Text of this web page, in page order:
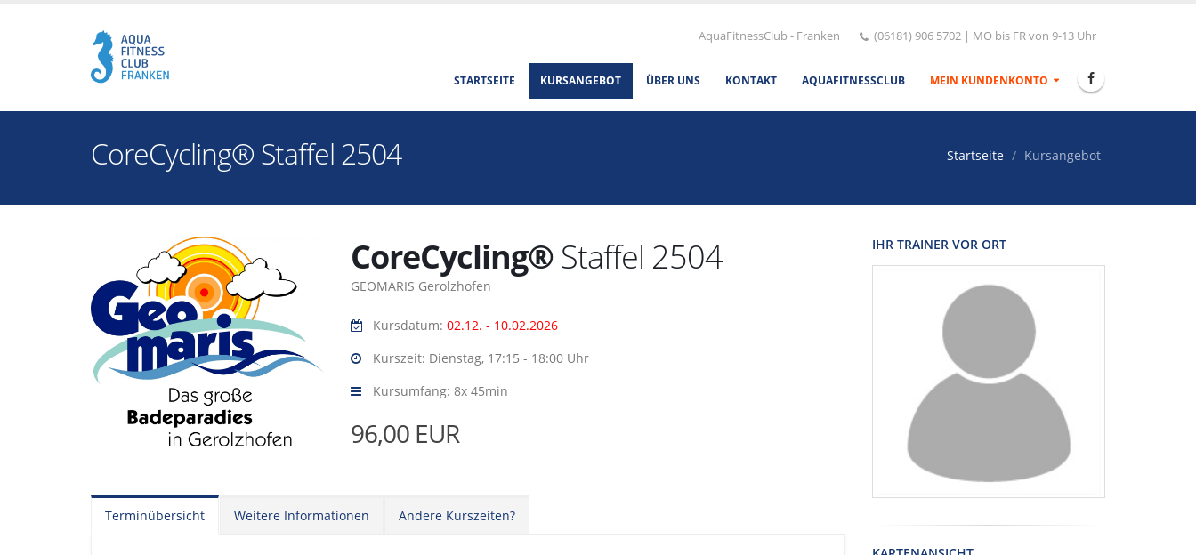
AquaFitnessClub - Franken (06181) 906 5702 | MO bis FR von 9-13 Uhr
STARTSEITE KURSANGEBOT ÜBER UNS KONTAKT AQUAFITNESSCLUB MEIN KUNDENKONTO
CoreCycling® Staffel 2504 Startseite Kursangebot
CoreCycling® Staffel 2504
GEOMARIS Gerolzhofen
Kursdatum:02.12. - 10.02.2026
Kurszeit: Dienstag, 17:15 - 18:00 Uhr
Kursumfang: 8x 45min
96,00 EUR
Terminübersicht Weitere Informationen Andere Kurszeiten?
IHR TRAINER VOR ORT